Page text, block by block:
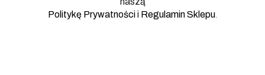
Politykę Prywatnościi Regulamin Sklepu